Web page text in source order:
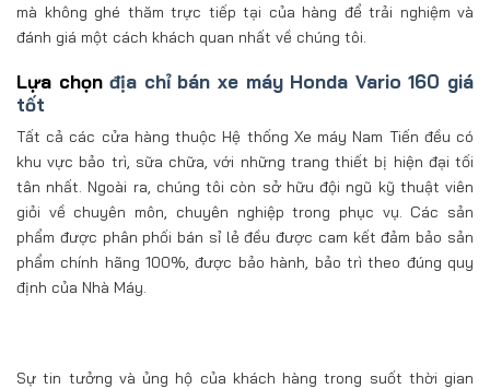
mà không ghé thăm trực tiếp tại của hàng để trải nghiệm và
đánh giá một cách khách quan nhất về chúng tôi.
Lựa chọnđịa chỉ bán xe máy Honda Vario 160 giá
tốt
Tất cả các cửa hàng thuộc Hệ thống Xe máy Nam Tiến đều có
khu vực bảo trì, sữa chữa, với những trang thiết bị hiện đại tối
tân nhất. Ngoài ra, chúng tôi còn sở hữu đội ngũ kỹ thuật viên
giỏi về chuyên môn, chuyên nghiệp trong phục vụ. Các sản
phẩm được phân phối bán sỉ lẻ đều được cam kết đảm bảo sản
phẩm chính hãng 100%, được bảo hành, bảo trì theo đúng quy
định của Nhà Máy.
Sự tin tưởng và ủng hộ của khách hàng trong suốt thời gian